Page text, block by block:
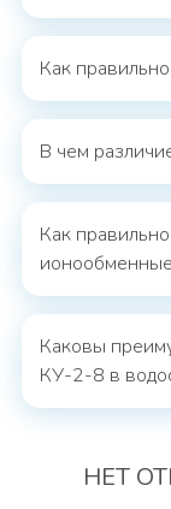
Как
В чем
Как
Каковы
КУ-2-8 в
НЕТ